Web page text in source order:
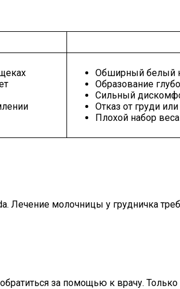
Обширный белый
Образование
Сильный
Отказ от груди
Плохой набор веса
Лечение молочницы у грудничка
за помощью к врачу.